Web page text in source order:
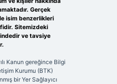
Gerçek
isim benzerlikleri
Sitemizdeki
ve tavsiye
Kanun gereğince Bilgi
Kurumu (BTK)
bir Yer Sağlayıcı